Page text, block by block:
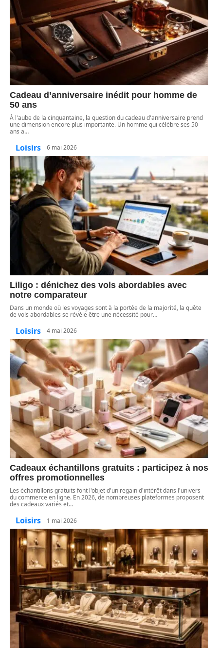
Cadeau d’anniversaire inédit pour homme de
50 ans
À l'aube de la cinquantaine, la question du cadeau d'anniversaire prend
une dimension encore plus importante. Un homme qui célèbre ses 50
ans a…
Loisirs 6 mai 2026
Liligo : dénichez des vols abordables avec
notre comparateur
Dans un monde où les voyages sont à la portée de la majorité, la quête
de vols abordables se révèle être une nécessité pour…
Loisirs 4 mai 2026
Cadeaux échantillons gratuits : participez à nos
offres promotionnelles
Les échantillons gratuits font l'objet d'un regain d'intérêt dans l'univers
du commerce en ligne. En 2026, de nombreuses plateformes proposent
des cadeaux variés et…
Loisirs 1 mai 2026